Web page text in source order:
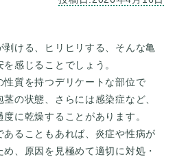
ける、ヒリヒリする、そんな亀
感じることでしょう。
質を持つデリケートな部位で
の状態、さらには感染症など、
に乾燥することがあります。
ることもあれば、炎症や性病が
、原因を見極めて適切に対処・